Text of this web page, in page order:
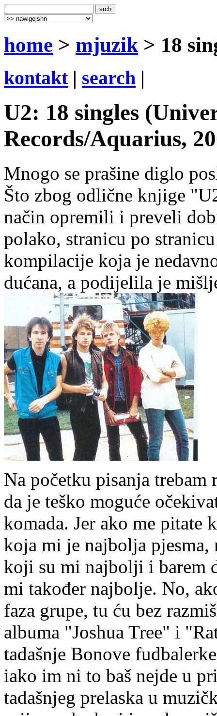
home > mjuzik > 18
kontakt| search |
U2: 18 singles
Records/Aquarius,
Mnogo se prašine diglo
Što zbog odlične knjige
način opremili i preveli
polako, stranicu po
kompilacije koja je
dućana, a podijelila je
Na početku pisanja
da je teško moguće
komada. Jer ako me
koja mi je najbolja pjesma,
koji su mi najbolji i barem
mi također najbolje. No,
faza grupe, tu ću bez
albuma "Joshua Tree" i
tadašnje Bonove
iako im ni to baš nejde u
tadašnjeg prelaska u